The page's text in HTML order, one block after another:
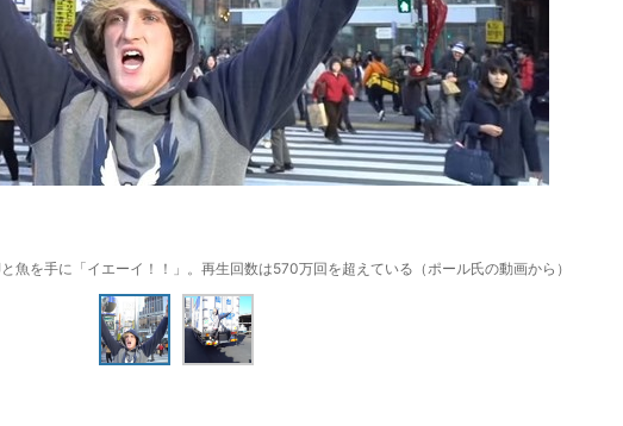
魚を手に「イエーイ！！」。再生回数は570万回を超えている（ポール氏の動画から）